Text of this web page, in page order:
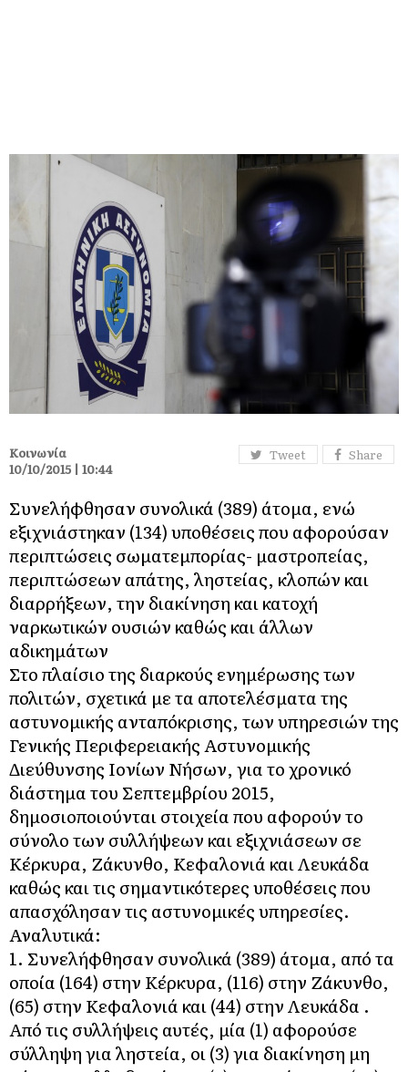
Tweet Share
Κοινωνία
10/10/2015 | 10:44
Συνελήφθησαν συνολικά (389) άτομα, ενώ
εξιχνιάστηκαν (134) υποθέσεις που αφορούσαν
περιπτώσεις σωματεμπορίας- μαστροπείας,
περιπτώσεων απάτης, ληστείας, κλοπών και
διαρρήξεων, την διακίνηση και κατοχή
ναρκωτικών ουσιών καθώς και άλλων
αδικημάτων
Στο πλαίσιο της διαρκούς ενημέρωσης των
πολιτών, σχετικά με τα αποτελέσματα της
αστυνομικής ανταπόκρισης, των υπηρεσιών της
Γενικής Περιφερειακής Αστυνομικής
Διεύθυνσης Ιονίων Νήσων, για το χρονικό
διάστημα του Σεπτεμβρίου 2015,
δημοσιοποιούνται στοιχεία που αφορούν το
σύνολο των συλλήψεων και εξιχνιάσεων σε
Κέρκυρα, Ζάκυνθο, Κεφαλονιά και Λευκάδα
καθώς και τις σημαντικότερες υποθέσεις που
απασχόλησαν τις αστυνομικές υπηρεσίες.
Αναλυτικά:
1. Συνελήφθησαν συνολικά (389) άτομα, από τα
οποία (164) στην Κέρκυρα, (116) στην Ζάκυνθο,
(65) στην Κεφαλονιά και (44) στην Λευκάδα .
Από τις συλλήψεις αυτές, μία (1) αφορούσε
σύλληψη για ληστεία, οι (3) για διακίνηση μη